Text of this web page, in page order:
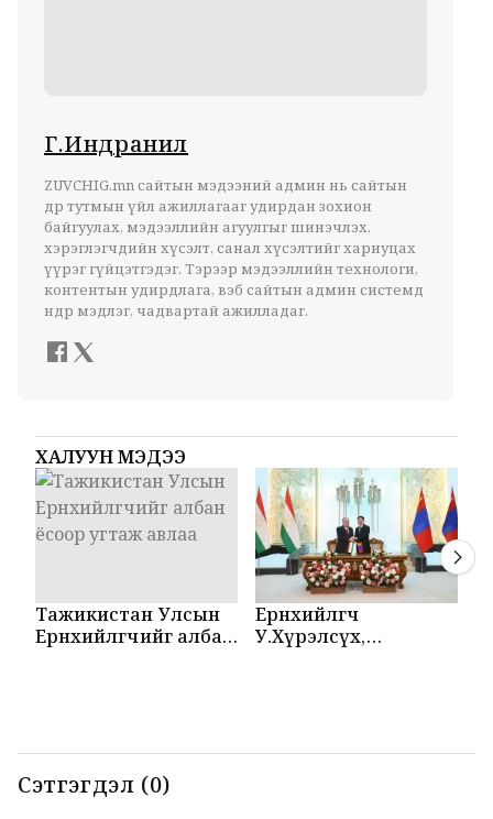
Г.Индранил
ZUVCHIG.mn сайтын мэдээний админ нь сайтын
өдөр тутмын үйл ажиллагааг удирдан зохион
байгуулах, мэдээллийн агуулгыг шинэчлэх,
хэрэглэгчдийн хүсэлт, санал хүсэлтийг хариуцах
үүрэг гүйцэтгэдэг. Тэрээр мэдээллийн технологи,
контентын удирдлага, вэб сайтын админ системд
өндөр мэдлэг, чадвартай ажилладаг.
ХАЛУУН МЭДЭЭ
Тажикистан Улсын
Ерөнхийлөгчийг албан
Ерөнхийлөгч
У.Хүрэлсүх,
Сэтгэгдэл (0)